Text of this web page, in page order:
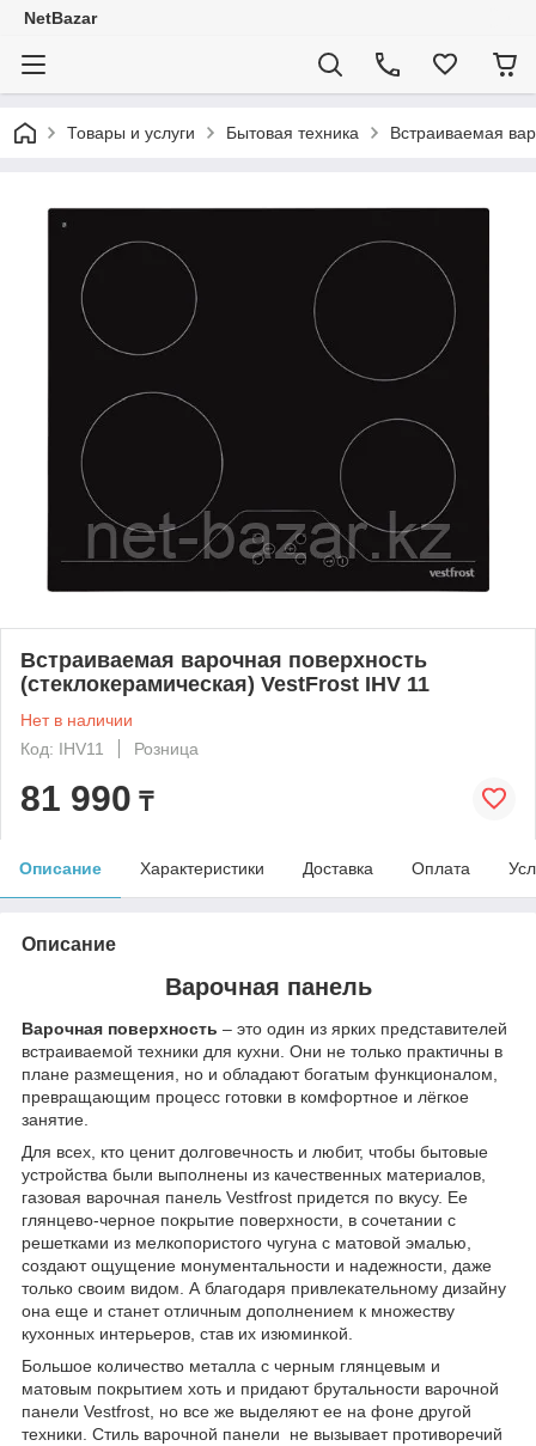
NetBazar
Товары и услуги Бытовая техника Встраиваемая
Встраиваемая варочная поверхность
(стеклокерамическая) VestFrost IHV 11
Нет в наличии
Код: IHV11
Розница
81 990 ₸
Описание Характеристики Доставка Оплата
Описание
Варочная панель
Варочная поверхность – это один из ярких представителей
встраиваемой техники для кухни. Они не только практичны в
плане размещения, но и обладают богатым функционалом,
превращающим процесс готовки в комфортное и лёгкое
занятие.
Для всех, кто ценит долговечность и любит, чтобы бытовые
устройства были выполнены из качественных материалов,
газовая варочная панель Vestfrost придется по вкусу. Ее
глянцево-черное покрытие поверхности, в сочетании с
решетками из мелкопористого чугуна с матовой эмалью,
создают ощущение монументальности и надежности, даже
только своим видом. А благодаря привлекательному дизайну
она еще и станет отличным дополнением к множеству
кухонных интерьеров, став их изюминкой.
Большое количество металла с черным глянцевым и
матовым покрытием хоть и придают брутальности варочной
панели Vestfrost, но все же выделяют ее на фоне другой
техники. Стиль варочной панели не вызывает противоречий